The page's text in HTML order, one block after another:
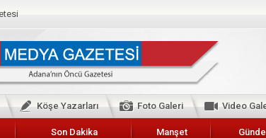
Köşe Yazarları Foto Galeri Video
Son Dakika Manşet